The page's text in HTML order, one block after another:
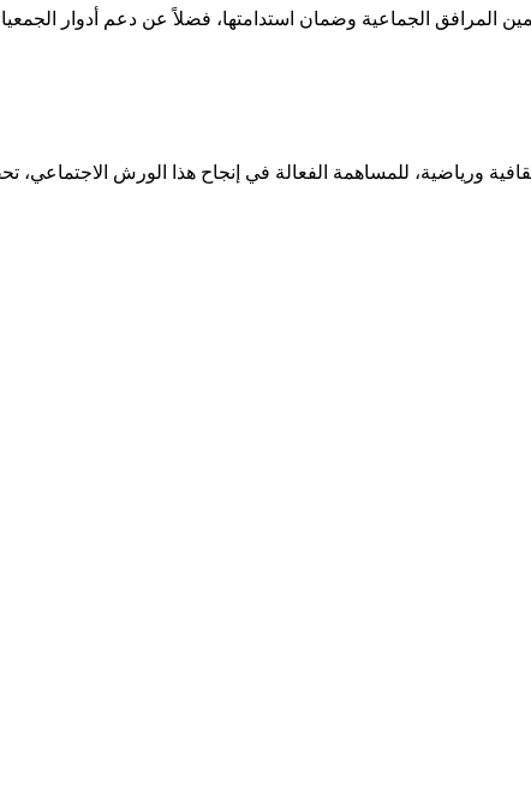
المرافق الجماعية وضمان استدامتها، فضلاً عن دعم أدوار
للمساهمة الفعالة في إنجاح هذا الورش الاجتماعي،